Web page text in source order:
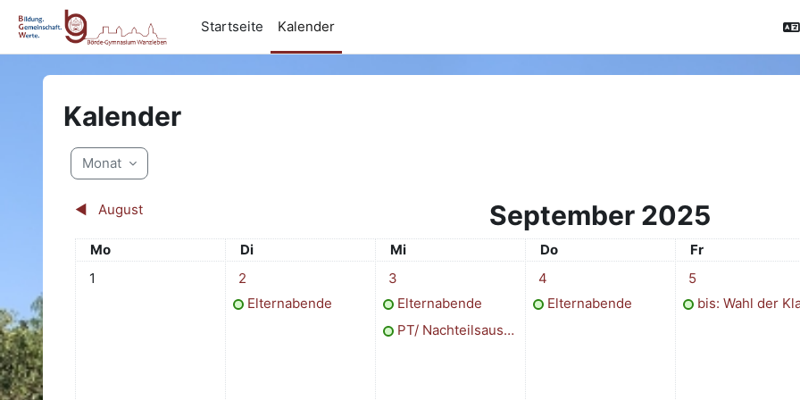
Zum Hauptinhalt
Startseite
Kalender
Kalender
Monat
◀︎ August September 2025
Montag
Mo Dienstag
Di Mittwoch
Mi Donnerstag
Do Freitag
Fr
Keine Termine, Montag, 1. September
1 1 Termin, Dienstag, 2. September
2
Elternabende
2 Termine, Mittwoch, 3. September
3
Elternabende
PT/ Nachteilsausgleichskonferenzen
1 Termin, Donnerstag, 4. September
4
Elternabende
1 Termin, Freitag,
5
bis: Wahl der